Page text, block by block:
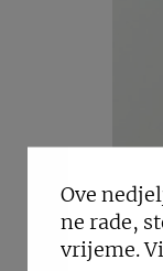
Ove
ne rade,
vrijeme.